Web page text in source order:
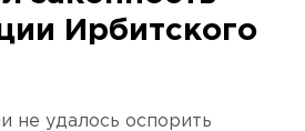
Ирбитского
не удалось оспорить